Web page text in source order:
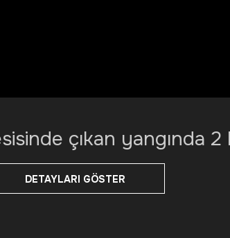
çıkan yangında 2
DETAYLARI GÖSTER